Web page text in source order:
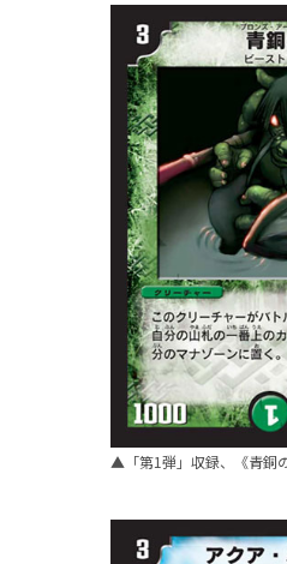
▲「第1弾」収録、《青銅